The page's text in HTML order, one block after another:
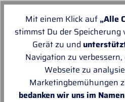
Unsere
Mit einem Klick auf „Alle
stimmst Du der Speicherung
Gerät zu und
Navigation zu
Webseite zu
Marketingbemühungen
bedanken wir uns im